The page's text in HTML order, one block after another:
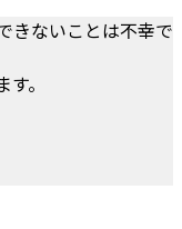
きないことは不幸で
。